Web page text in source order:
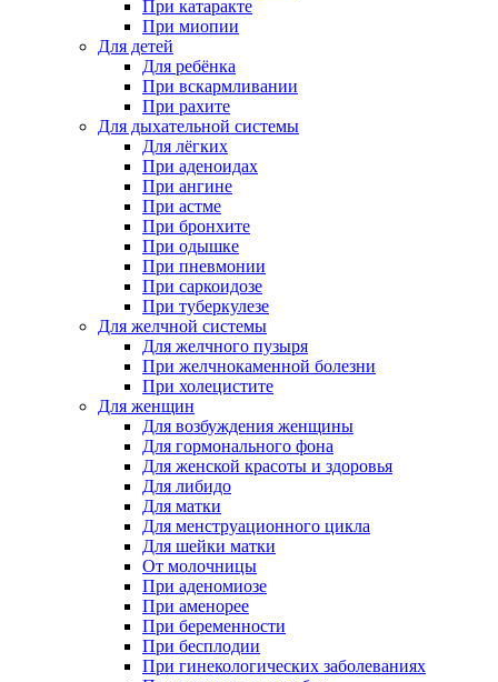
При катаракте
При миопии
Для детей
Для ребёнка
При вскармливании
При рахите
Для дыхательной системы
Для лёгких
При аденоидах
При ангине
При астме
При бронхите
При одышке
При пневмонии
При саркоидозе
При туберкулезе
Для желчной системы
Для желчного пузыря
При желчнокаменной болезни
При холецистите
Для женщин
Для возбуждения женщины
Для гормонального фона
Для женской красоты и здоровья
Для либидо
Для матки
Для менструационного цикла
Для шейки матки
От молочницы
При аденомиозе
При аменорее
При беременности
При бесплодии
При гинекологических заболеваниях